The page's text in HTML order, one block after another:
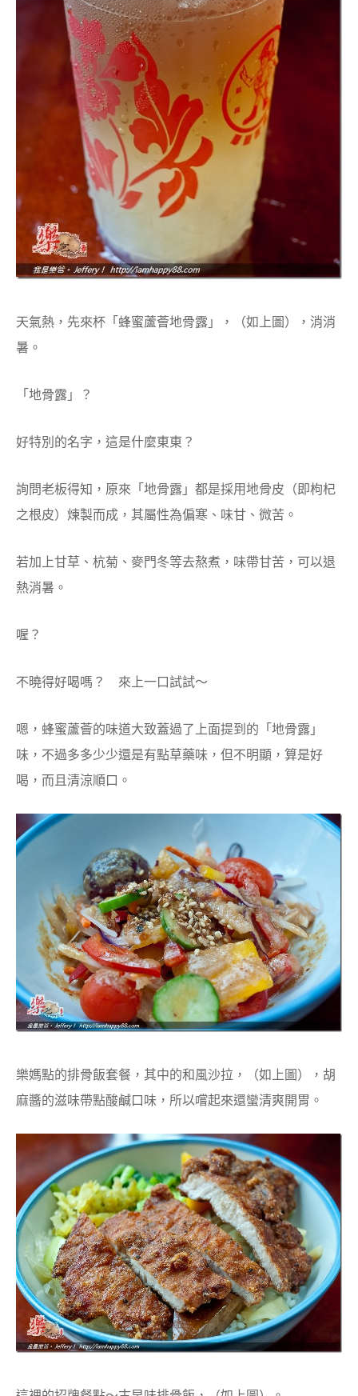
天氣熱，先來杯「蜂蜜蘆薈地骨露」，（如上圖），消消
暑。
「地骨露」？
好特別的名字，這是什麼東東？
詢問老板得知，原來「地骨露」都是採用地骨皮（即枸杞
之根皮）煉製而成，其屬性為偏寒、味甘、微苦。
若加上甘草、杭菊、麥門冬等去熬煮，味帶甘苦，可以退
熱消暑。
喔？
不曉得好喝嗎？ 來上一口試試～
嗯，蜂蜜蘆薈的味道大致蓋過了上面提到的「地骨露」
味，不過多多少少還是有點草藥味，但不明顯，算是好
喝，而且清涼順口。
樂媽點的排骨飯套餐，其中的和風沙拉，（如上圖），胡
麻醬的滋味帶點酸鹹口味，所以嚐起來還蠻清爽開胃。